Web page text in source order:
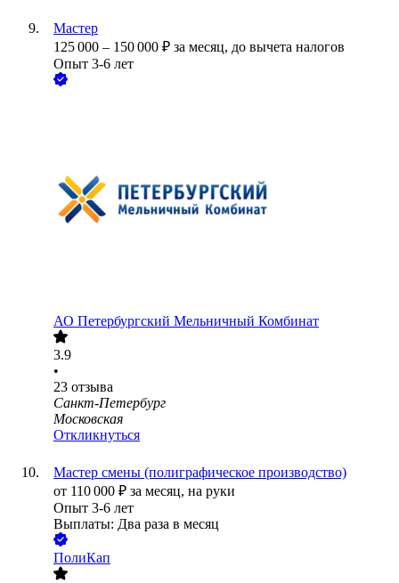
Мастер
125 000 – 150 000 ₽ за месяц, до вычета налогов
Опыт 3-6 лет
АО Петербургский Мельничный Комбинат
3.9
•
23 отзыва
Санкт-Петербург
Московская
Откликнуться
Мастер смены (полиграфическое производство)
от 110 000 ₽ за месяц, на руки
Опыт 3-6 лет
Выплаты: Два раза в месяц
ПолиКап